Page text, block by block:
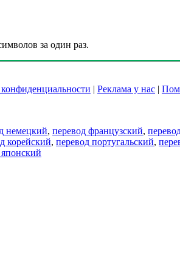
за один раз.
| Реклама у нас |
немецкий, перевод французский,
корейский, перевод португальский,